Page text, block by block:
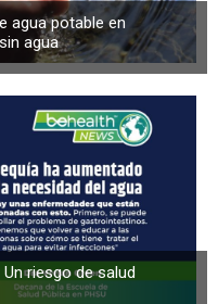
agua potable en
agua
riesgo de salud